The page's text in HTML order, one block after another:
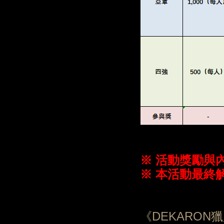
※ 活動獎勵與
※ 本活動最終
《DEKARON